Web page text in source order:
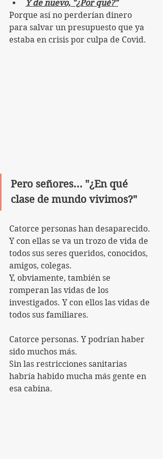
Y de nuevo, "¿Por qué?"
Porque así no perderían dinero
para salvar un presupuesto que ya
estaba en crisis por culpa de Covid.
Pero señores... "¿En qué
clase de mundo vivimos?"
Catorce personas han desaparecido.
Y con ellas se va un trozo de vida de
todos sus seres queridos, conocidos,
amigos, colegas.
Y, obviamente, también se
romperan las vidas de los
investigados. Y con ellos las vidas de
todos sus familiares.
Catorce personas. Y podrían haber
sido muchos más.
Sin las restricciones sanitarias
habría habido mucha más gente en
esa cabina.